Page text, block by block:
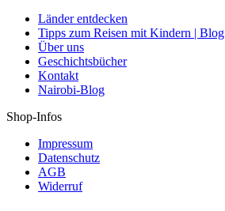
Länder entdecken
Tipps zum Reisen mit Kindern | Blog
Über uns
Geschichtsbücher
Kontakt
Nairobi-Blog
Shop-Infos
Impressum
Datenschutz
AGB
Widerruf